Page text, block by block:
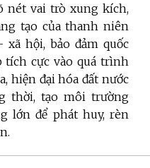
nét vai trò xung kích,
tạo của thanh niên
hội, bảo đảm quốc
tích cực vào quá trình
hiện đại hóa đất nước
thời, tạo môi trường
lớn để phát huy, rèn